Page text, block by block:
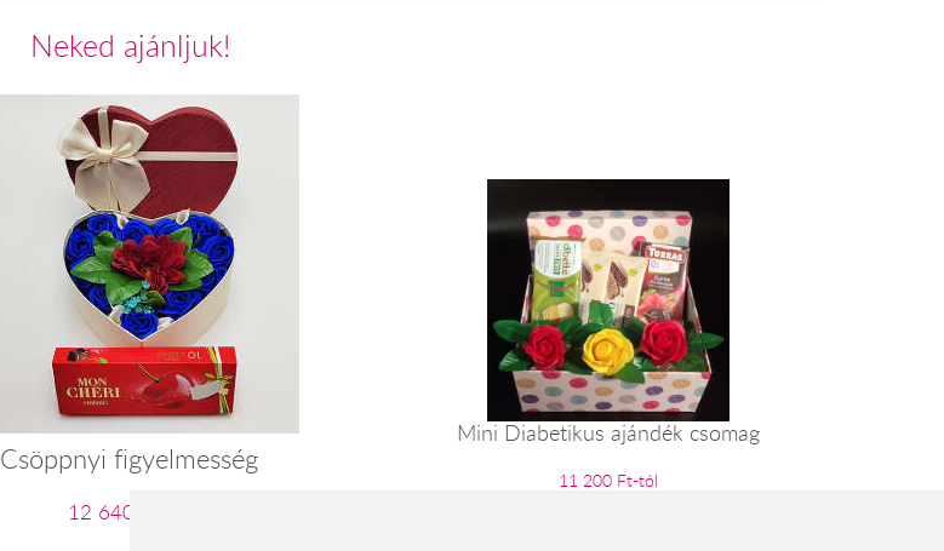
Neked ajánljuk!
Csöppnyi figyelmesség
12 640 Ft-tól
Mini Diabetikus ajándék csomag
11 200 Ft-tól